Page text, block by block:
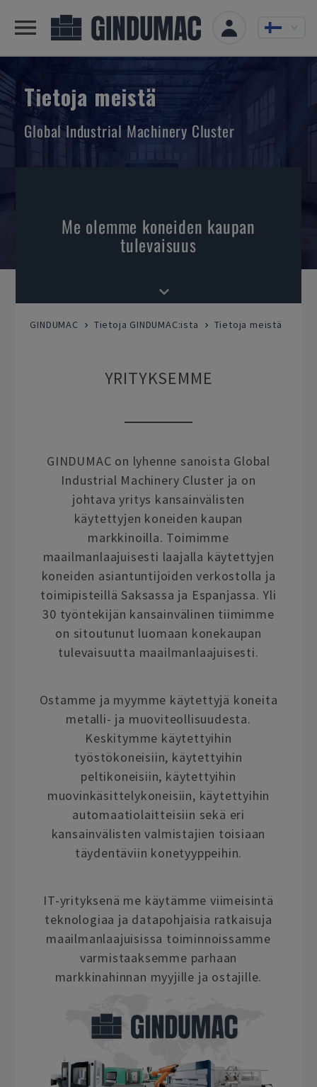
Tietoja meistä
Global Industrial Machinery Cluster
Me olemme koneiden kaupan
tulevaisuus
GINDUMAC Tietoja GINDUMAC:ista Tietoja meistä
YRITYKSEMME
GINDUMAC on lyhenne sanoista Global
Industrial Machinery Cluster ja on
johtava yritys kansainvälisten
käytettyjen koneiden kaupan
markkinoilla. Toimimme
maailmanlaajuisesti laajalla käytettyjen
koneiden asiantuntijoiden verkostolla ja
toimipisteillä Saksassa ja Espanjassa. Yli
30 työntekijän kansainvälinen tiimimme
on sitoutunut luomaan konekaupan
tulevaisuutta maailmanlaajuisesti.
Ostamme ja myymme käytettyjä koneita
metalli- ja muoviteollisuudesta.
Keskitymme käytettyihin
työstökoneisiin, käytettyihin
peltikoneisiin, käytettyihin
muovinkäsittelykoneisiin, käytettyihin
automaatiolaitteisiin sekä eri
kansainvälisten valmistajien toisiaan
täydentäviin konetyyppeihin.
IT-yrityksenä me käytämme viimeisintä
teknologiaa ja datapohjaisia ratkaisuja
maailmanlaajuisissa toiminnoissamme
varmistaaksemme parhaan
markkinahinnan myyjille ja ostajille.